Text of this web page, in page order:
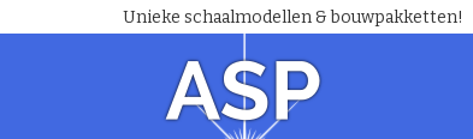
Unieke schaalmodellen & bouwpakketten!